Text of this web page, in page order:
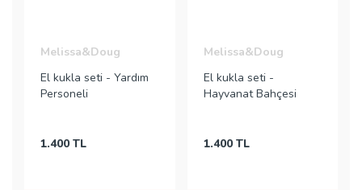
Melissa&Doug
El kukla seti - Yardım
Personeli
1.400 TL
Melissa&Doug
El kukla seti -
Hayvanat Bahçesi
1.400 TL